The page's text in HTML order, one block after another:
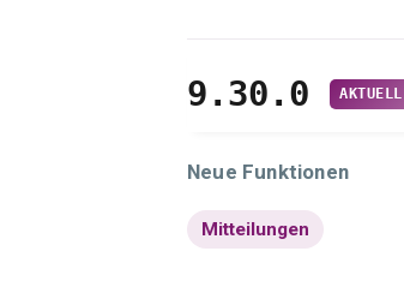
9.30.0 AKTUELL
Neue Funktionen
Mitteilungen